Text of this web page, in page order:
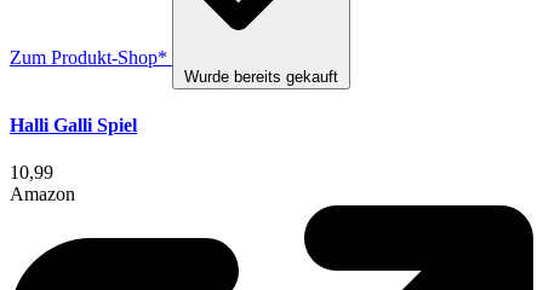
Zum Produkt-Shop*
Wurde bereits gekauft
Halli Galli Spiel
10,99
Amazon